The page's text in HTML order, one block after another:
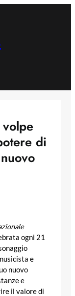
di
ogni 21
e
nuovo
e
il valore di